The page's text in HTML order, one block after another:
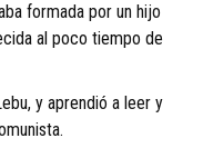
formada por un hijo
al poco tiempo de
y aprendió a leer y